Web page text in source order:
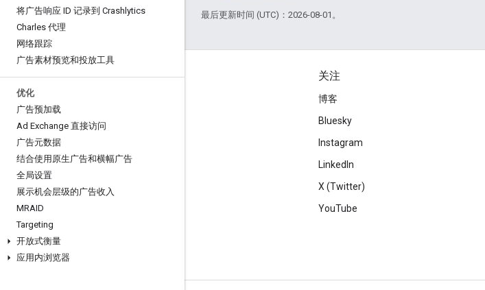
将广告响应 ID 记录到 Crashlytics
Charles 代理
网络跟踪
广告素材预览和投放工具
优化
广告预加载
Ad Exchange 直接访问
广告元数据
结合使用原生广告和横幅广告
全局设置
展示机会层级的广告收入
MRAID
Targeting
开放式衡量
应用内浏览器
最后更新时间 (UTC)：2026-08-01。
互动
Google Developer Program
Google Developer Groups
Google Developer Experts
Accelerators
Google Cloud & NVIDIA
关注
博客
Bluesky
Instagram
LinkedIn
X (Twitter)
YouTube